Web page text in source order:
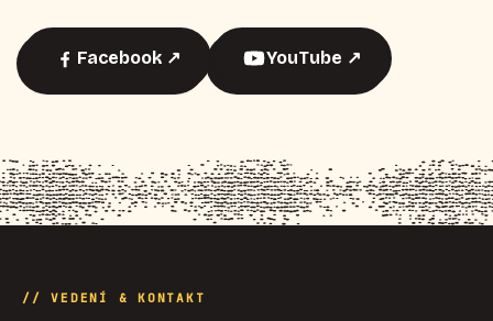
Facebook ↗ YouTube ↗
// VEDENÍ & KONTAKT